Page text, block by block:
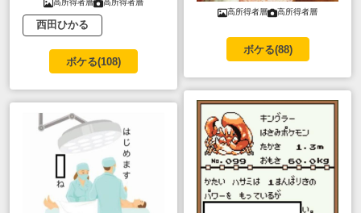
高所得者層 高所得者層
西田ひかる
ボケる(108)
高所得者層 高所得者層
ボケる(88)